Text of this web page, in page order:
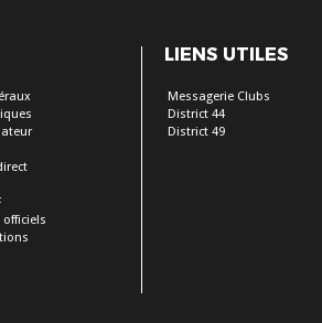
LIENS UTILES
Messagerie Clubs
District 44
District 49